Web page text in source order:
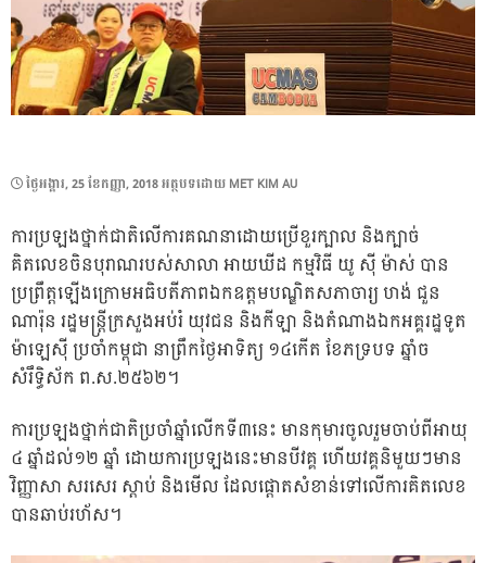
POSTED
ថ្ងៃ​អង្គារ, 25 ខែ​កញ្ញា, 2018អត្ថបទដោយ MET KIM AU
ការ​ប្រឡង​ថ្នាក់​ជាតិ​លើ​ការគណនា​ដោយ​ប្រើ​ខួរក្បាល និង​ក្បាច់
គិតលេខ​ចិន​បុរាណ​របស់​សាលា អាយឃីដ កម្មវិធី យូ ស៊ី ម៉ាស់ បាន​
ប្រព្រឹត្ត​ឡើង​ក្រោម​អធិបតីភាព​ឯកឧត្ដម​បណ្ឌិត​សភាចារ្យ ហង់ ជួន
ណារ៉ុន រដ្ឋមន្ត្រី​ក្រសួង​អប់រំ យុវជន និង​កីឡា និង​តំណាង​ឯកអគ្គរដ្ឋទូត
ម៉ាឡេស៊ី ប្រចាំកម្ពុជា នា​ព្រឹក​ថ្ងៃអាទិត្យ ១៤កើត ខែ​ភទ្របទ ឆ្នាំ​ច
សំរឹទ្ធិស័ក ព.ស.២៥៦២។
ការ​ប្រឡង​ថ្នាក់ជាតិ​ប្រចាំ​ឆ្នាំ​លើកទី​៣​នេះ មាន​កុមារ​ចូលរួម​ចាប់ពី​អាយុ​
៤ ឆ្នាំដល់១២ ឆ្នាំ​ ដោយ​ការ​ប្រឡង​នេះ​មាន​បី​វគ្គ ហើយ​វគ្គ​និមួយៗ​មាន​
វិញ្ញាសា សរសេរ ស្ដាប់ និង​មើល ដែល​ផ្ដោត​សំខាន់​ទៅលើ​ការ​គិត​លេខ​
បាន​ឆាប់​រហ័ស។